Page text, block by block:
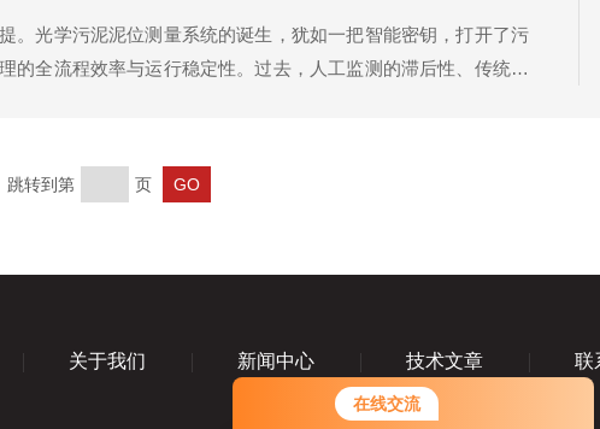
在线交流
。光学污泥泥位测量系统的诞生，犹如一把智能密钥，打开了污
全流程效率与运行稳定性。过去，人工监测的滞后性、传统接
跳转到第 页
关于我们 新闻中心 技术文章 联